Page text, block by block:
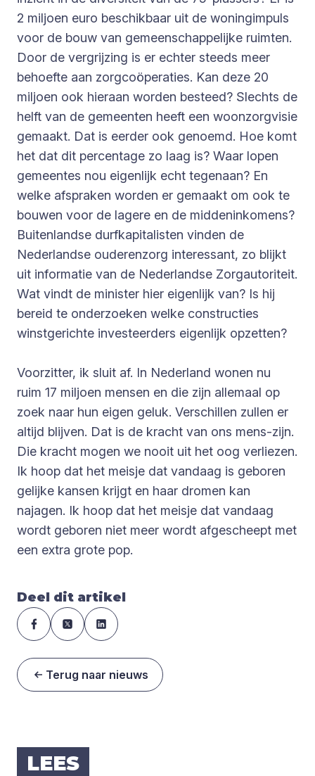
2 miljoen euro beschikbaar uit de woningimpuls
voor de bouw van gemeenschappelijke ruimten.
Door de vergrijzing is er echter steeds meer
behoefte aan zorgcoöperaties. Kan deze 20
miljoen ook hieraan worden besteed? Slechts de
helft van de gemeenten heeft een woonzorgvisie
gemaakt. Dat is eerder ook genoemd. Hoe komt
het dat dit percentage zo laag is? Waar lopen
gemeentes nou eigenlijk echt tegenaan? En
welke afspraken worden er gemaakt om ook te
bouwen voor de lagere en de middeninkomens?
Buitenlandse durfkapitalisten vinden de
Nederlandse ouderenzorg interessant, zo blijkt
uit informatie van de Nederlandse Zorgautoriteit.
Wat vindt de minister hier eigenlijk van? Is hij
bereid te onderzoeken welke constructies
winstgerichte investeerders eigenlijk opzetten?
Voorzitter, ik sluit af. In Nederland wonen nu
ruim 17 miljoen mensen en die zijn allemaal op
zoek naar hun eigen geluk. Verschillen zullen er
altijd blijven. Dat is de kracht van ons mens-zijn.
Die kracht mogen we nooit uit het oog verliezen.
Ik hoop dat het meisje dat vandaag is geboren
gelijke kansen krijgt en haar dromen kan
najagen. Ik hoop dat het meisje dat vandaag
wordt geboren niet meer wordt afgescheept met
een extra grote pop.
Deel dit artikel
Terug naar nieuws
LEES